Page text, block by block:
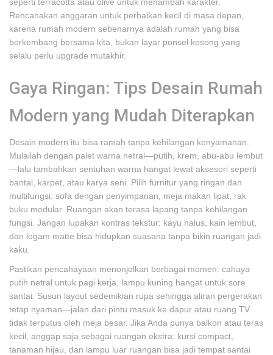
Rencanakan anggaran untuk perbaikan kecil di masa depan,
karena rumah modern sebenarnya adalah rumah yang bisa
berkembang bersama kita, bukan layar ponsel kosong yang
selalu perlu upgrade mutakhir.
Gaya Ringan: Tips Desain Rumah
Modern yang Mudah Diterapkan
Desain modern itu bisa ramah tanpa kehilangan kenyamanan.
Mulailah dengan palet warna netral—putih, krem, abu-abu lembut
—lalu tambahkan sentuhan warna hangat lewat aksesori seperti
bantal, karpet, atau karya seni. Pilih furnitur yang ringan dan
multifungsi: sofa dengan penyimpanan, meja makan lipat, rak
buku modular. Ruangan akan terasa lapang tanpa kehilangan
fungsi. Jangan lupakan kontras tekstur: kayu halus, kain lembut,
dan logam matte bisa hidupkan suasana tanpa bikin ruangan jadi
kaku.
Pastikan pencahayaan menonjolkan berbagai momen: cahaya
putih netral untuk pagi kerja, lampu kuning hangat untuk sore
santai. Susun layout sedemikian rupa sehingga aliran pergerakan
tetap nyaman—jalan dari pintu masuk ke dapur atau ruang TV
tidak terputus oleh meja besar. Jika Anda punya balkon atau teras
kecil, anggap saja sebagai ruangan ekstra: kursi compact,
tanaman hijau, dan lampu luar ruangan bisa jadi tempat santai